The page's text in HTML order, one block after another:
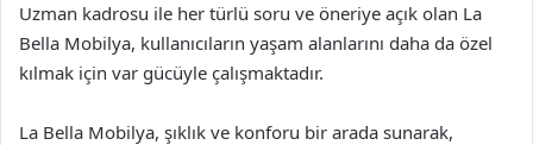
Uzman kadrosu ile her türlü soru ve öneriye açık olan La
Bella Mobilya, kullanıcıların yaşam alanlarını daha da özel
kılmak için var gücüyle çalışmaktadır.
La Bella Mobilya, şıklık ve konforu bir arada sunarak,